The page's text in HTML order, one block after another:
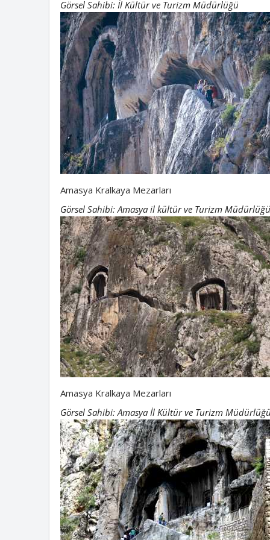
Görsel Sahibi: İl Kültür ve Turizm Müdürlüğü
Amasya Kralkaya Mezarları
Görsel Sahibi: Amasya il kültür ve Turizm Müdürlüğü
Amasya Kralkaya Mezarları
Görsel Sahibi: Amasya İl Kültür ve Turizm